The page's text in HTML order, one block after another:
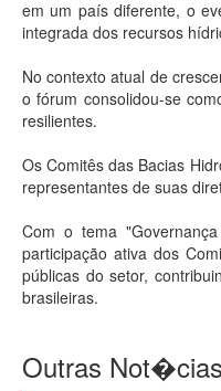
em um país diferente, o
integrada dos recursos
No contexto atual de
o fórum consolidou-se
resilientes.
Os Comitês das Bacias
representantes de suas
Com o tema
participação ativa dos
públicas do setor,
brasileiras.
Outras Not�cias